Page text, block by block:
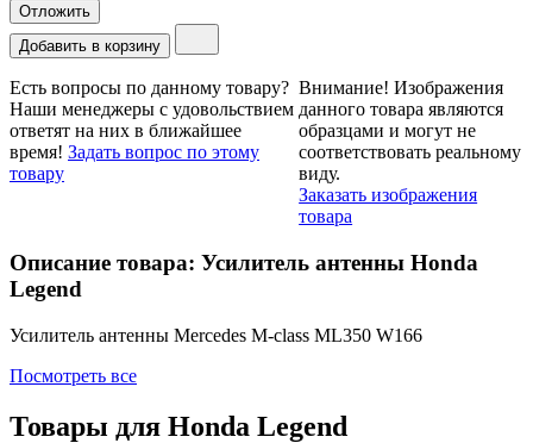
Отложить
Добавить в корзину
Есть вопросы по данному товару?
Наши менеджеры с удовольствием
ответят на них в ближайшее
время! Задать вопрос по этому
товару
Внимание! Изображения
данного товара являются
образцами и могут не
соответствовать реальному
виду.
Заказать изображения
товара
Описание товара: Усилитель антенны Honda
Legend
Усилитель антенны Mercedes M-class ML350 W166
Посмотреть все
Товары для Honda Legend